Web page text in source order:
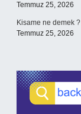
Temmuz 25, 2026
Kisame ne demek ?
Temmuz 25, 2026